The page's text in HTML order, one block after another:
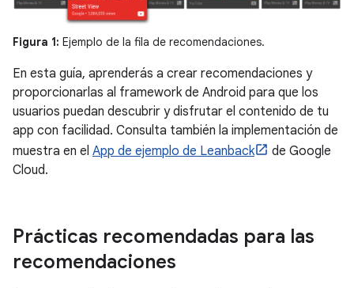
Figura 1: Ejemplo de la fila de recomendaciones.
En esta guía, aprenderás a crear recomendaciones y
proporcionarlas al framework de Android para que los
usuarios puedan descubrir y disfrutar el contenido de tu
app con facilidad. Consulta también la implementación de
muestra en el App de ejemplo de Leanback
de Google
Cloud.
Prácticas recomendadas para las
recomendaciones